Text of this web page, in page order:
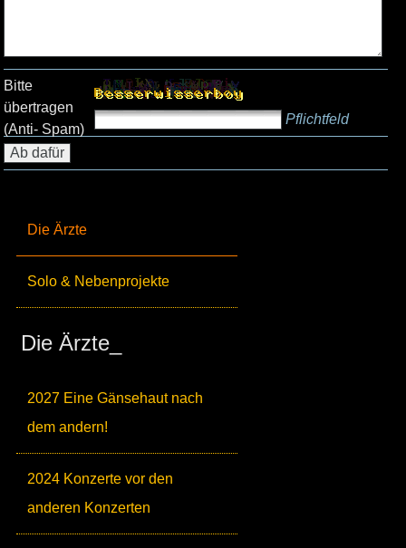
Die Ärzte
Solo & Nebenprojekte
Die Ärzte_
2027 Eine Gänsehaut nach
dem andern!
2024 Konzerte vor den
anderen Konzerten
Bitte
übertragen
(Anti- Spam)
Pflichtfeld